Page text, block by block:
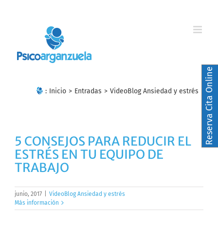
: Inicio > Entradas > VideoBlog Ansiedad y estrés
5 CONSEJOS PARA REDUCIR EL
ESTRÉS EN TU EQUIPO DE
TRABAJO
junio, 2017
VideoBlog Ansiedad y estrés
Más información
Reserva Cita Online